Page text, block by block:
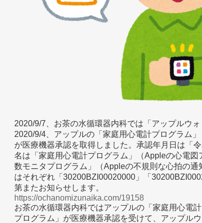
2020/9/7、お茶の水循環器内科では「アップルウ
2020/9/4、アップルの「家庭用心電計プログラム
が医療機器承認を取得しました。承認年月日は「
名は「家庭用心電計プログラム」（Appleの心電
数モニタプログラム」（Appleの不規則な心拍の
はそれぞれ「30200BZI00020000」「
第またお知らせします。
https://ochanomizunaika.com/19158
お茶の水循環器内科ではアップルの「家庭用心電
プログラム」が医療機器承認を受けて、アップル